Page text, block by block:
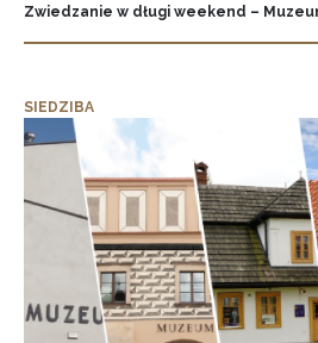
Zwiedzanie w długi weekend –
SIEDZIBA